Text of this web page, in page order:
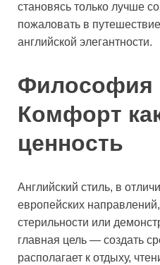
становясь только лучше
пожаловать в
английской элегантности.
Философия
Комфорт
ценность
Английский стиль, в
европейских
стерильности или
главная цель — создать
располагает к отдыху,